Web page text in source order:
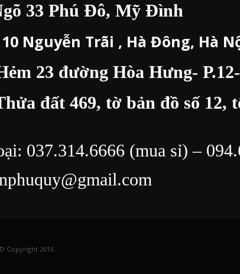
33 Phú Đô, Mỹ Đình
10 Nguyễn Trãi , Hà Đông, Hà
23 đường Hòa Hưng-
đất 469, tờ bản đồ số 12,
037.314.6666 (mua sỉ) –
Copyright 2016.